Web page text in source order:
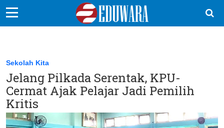
Sekolah Kita
Vokasi
Kampus
Idea
Sekolah Kita
Jelang Pilkada Serentak, KPU-
Cermat Ajak Pelajar Jadi Pemilih
Kritis